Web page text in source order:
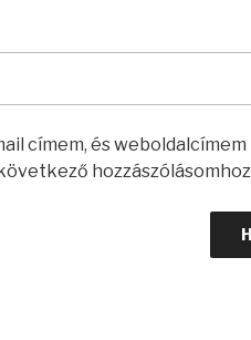
címem, és